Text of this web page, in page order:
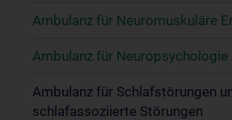
Ambulanz für Neuromuskuläre
Ambulanz für Neuropsychologie
Ambulanz für Schlafstörungen
schlafassoziierte Störungen